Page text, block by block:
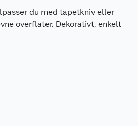
du med tapetkniv eller
overflater. Dekorativt, enkelt